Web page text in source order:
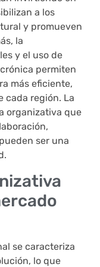
a los
y promueven
la
y el uso de
permiten
más eficiente,
cada región. La
organizativa que
ser una
se caracteriza
lo que